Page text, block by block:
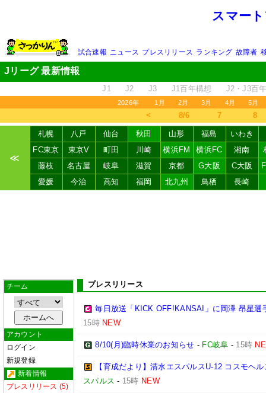
スマー
試合速報 ニュース プレスリリース ランキング 故障者
Jリーグ 最新情報
J1 J2 J3 J1百年構想 J2・J3百
2026年 1月 2月 3月 4月 5月
＜ 8/6 7 8
≪
札幌 八戸 仙台 秋田 山形 福島
いわき
FC東京
東京V 町田 川崎 横浜FM 横浜FC 湘南
藤枝
名古屋 岐阜 滋賀 京都 G大阪 C大阪
愛媛
今治 高知 福岡 北九州 鳥栖 長崎
チーム
アカウント
ログイン
新規登録
新着情報
プレスリリース (5)
プレスリリース
毎日放送「KICK OFF!KANSAI」に岡澤 昂星選
15時 NEW
8/10(月)臨時休業のお知らせ - FC岐阜 - 15時
【育成だより】清水エスパルスU-12 コスモヘ
スパルス - 15時 NEW